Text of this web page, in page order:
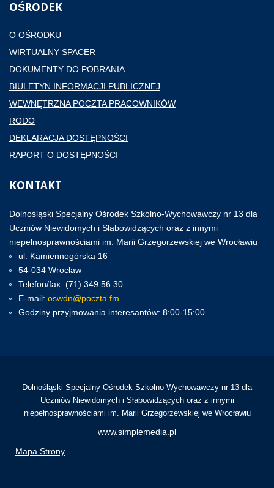
OŚRODEK
O OŚRODKU
WIRTUALNY SPACER
DOKUMENTY DO POBRANIA
BIULETYN INFORMACJI PUBLICZNEJ
WEWNĘTRZNA POCZTA PRACOWNIKÓW
RODO
DEKLARACJA DOSTĘPNOŚCI
RAPORT O DOSTĘPNOŚCI
KONTAKT
Dolnośląski Specjalny Ośrodek Szkolno-Wychowawczy nr 13 dla
Uczniów Niewidomych i Słabowidzących oraz z innymi
niepełnosprawnościami im. Marii Grzegorzewskiej we Wrocławiu
ul. Kamiennogórska 16
54-034 Wrocław
Telefon/fax: (71) 349 56 30
E-mail: oswdn@poczta.fm
Godziny przyjmowania interesantów: 8:00-15:00
Dolnośląski Specjalny Ośrodek Szkolno-Wychowawczy nr 13 dla
Uczniów Niewidomych i Słabowidzących oraz z innymi
niepełnosprawnościami im. Marii Grzegorzewskiej we Wrocławiu
www.simplemedia.pl
Mapa Strony